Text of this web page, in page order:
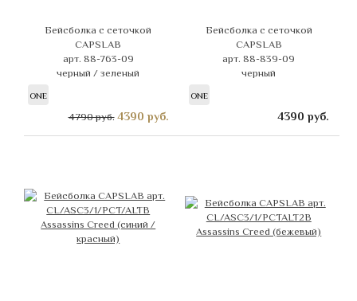
Бейсболка с сеточкой
CAPSLAB
арт. 88-763-09
черный / зеленый
ONE
4790 руб. 4390 руб.
Бейсболка с сеточкой
CAPSLAB
арт. 88-839-09
черный
ONE
4390 руб.